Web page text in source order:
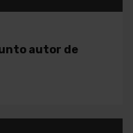
autor de